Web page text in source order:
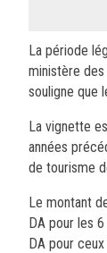
La période
ministère
souligne que
La vignette
années
de tourisme
Le montant
DA pour les
DA pour